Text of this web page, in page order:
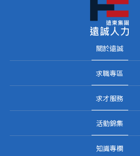
關於遠誠
求職專區
求才服務
活動錦集
知識專欄